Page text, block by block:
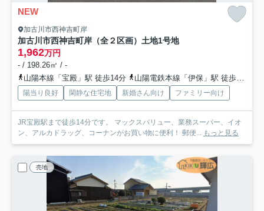
NEW
加古川市西神吉町岸
加古川市西神吉町岸（全２区画）土地1号地
1,962万円
- / 198.26㎡ / -
山陽本線「宝殿」駅 徒歩14分
山陽電鉄本線「伊保」駅 徒歩50分
陽当り良好 閑静な住宅地 新婚さん向け ファミリー向け
JR宝殿駅まで徒歩14分です。 マックスバリュー、業務スーパー、イオ
ン、アルカドラッグ、コーナンがお買い物に便利！ 郵便... もっと見る
売地